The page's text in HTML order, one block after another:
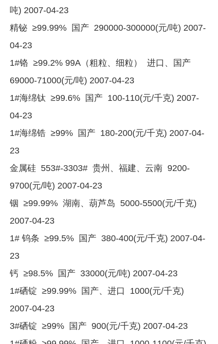
吨) 2007-04-23
精铋 ≥99.99% 国产 290000-300000(元/吨) 2007-
04-23
1#铬 ≥99.2% 99A（粗粒、细粒） 进口、国产
69000-71000(元/吨) 2007-04-23
1#海绵钛 ≥99.6% 国产 100-110(元/千克) 2007-
04-23
1#海绵锆 ≥99% 国产 180-200(元/千克) 2007-04-
23
金属硅 553#-3303# 贵州、福建、云南 9200-
9700(元/吨) 2007-04-23
铟 ≥99.99% 湖南、葫芦岛 5000-5500(元/千克)
2007-04-23
1# 钨条 ≥99.5% 国产 380-400(元/千克) 2007-04-
23
钙 ≥98.5% 国产 33000(元/吨) 2007-04-23
1#硒锭 ≥99.99% 国产、进口 1000(元/千克)
2007-04-23
3#硒锭 ≥99% 国产 900(元/千克) 2007-04-23